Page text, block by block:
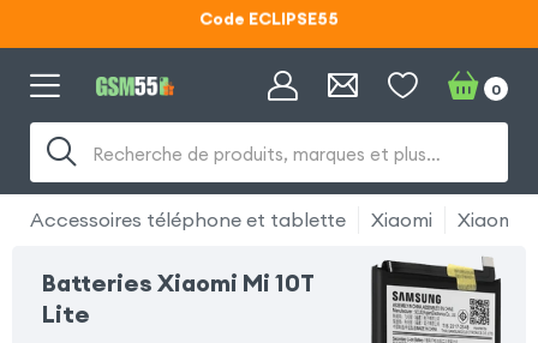
Code ECLIPSE55
Code ECLIPSE55
Recherche de produits, marques et plus…
0
Accessoires téléphone et tablette Xiaomi Xiaomi
Batteries Xiaomi Mi 10T
Lite